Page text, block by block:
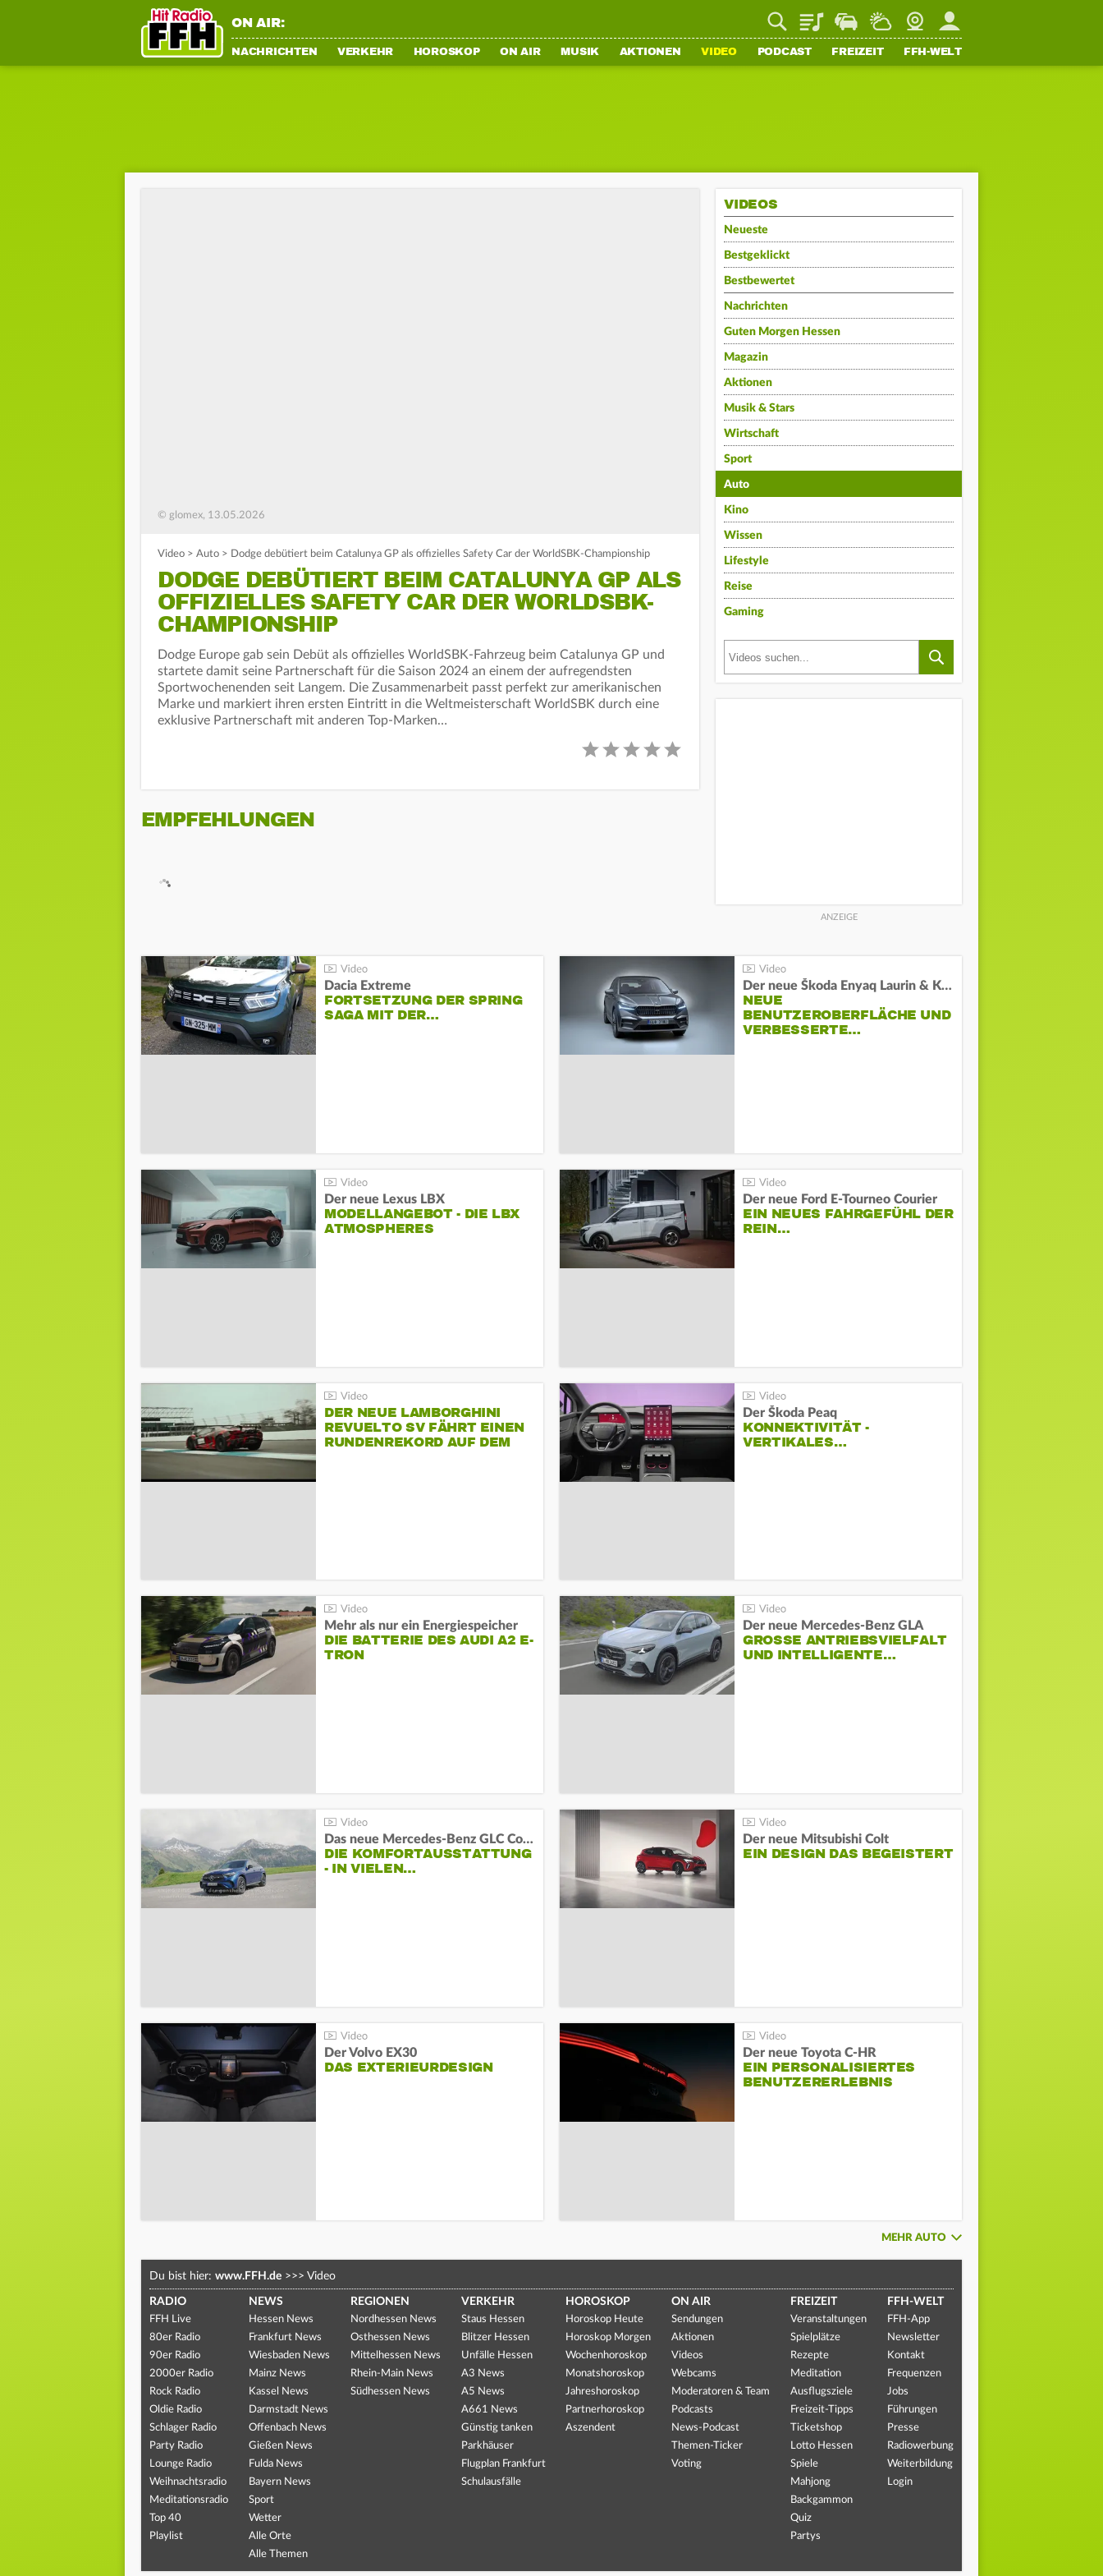
ON AIR: PlaylistStaupilotWetterWebcamMein FFH
NACHRICHTEN VERKEHR HOROSKOP ON AIR MUSIK AKTIONEN VIDEO PODCAST FREIZEIT FFH-WELT
© glomex, 13.05.2026
Video > Auto > Dodge debütiert beim Catalunya GP als offizielles Safety Car der WorldSBK-Championship
DODGE DEBÜTIERT BEIM CATALUNYA GP ALS
OFFIZIELLES SAFETY CAR DER WORLDSBK-
CHAMPIONSHIP
Dodge Europe gab sein Debüt als offizielles WorldSBK-Fahrzeug beim Catalunya GP und
startete damit seine Partnerschaft für die Saison 2024 an einem der aufregendsten
Sportwochenenden seit Langem. Die Zusammenarbeit passt perfekt zur amerikanischen
Marke und markiert ihren ersten Eintritt in die Weltmeisterschaft WorldSBK durch eine
exklusive Partnerschaft mit anderen Top-Marken…
EMPFEHLUNGEN
VIDEOS
Neueste
Bestgeklickt
Bestbewertet
Nachrichten
Guten Morgen Hessen
Magazin
Aktionen
Musik & Stars
Wirtschaft
Sport
Auto
Kino
Wissen
Lifestyle
Reise
Gaming
Dacia Extreme
FORTSETZUNG DER SPRING
SAGA MIT DER…
Der neue Škoda Enyaq Laurin & Klement
NEUE
BENUTZEROBERFLÄCHE UND
VERBESSERTE…
Der neue Lexus LBX
MODELLANGEBOT - DIE LBX
ATMOSPHERES
Der neue Ford E-Tourneo Courier
EIN NEUES FAHRGEFÜHL DER
REIN…
DER NEUE LAMBORGHINI
REVUELTO SV FÄHRT EINEN
RUNDENREKORD AUF DEM
Der Škoda Peaq
KONNEKTIVITÄT -
VERTIKALES…
Mehr als nur ein Energiespeicher
DIE BATTERIE DES AUDI A2 E-
TRON
Der neue Mercedes-Benz GLA
GROSSE ANTRIEBSVIELFALT U
ND INTELLIGENTE…
Das neue Mercedes-Benz GLC Coupé
DIE KOMFORTAUSSTATTUNG
- IN VIELEN…
Der neue Mitsubishi Colt
EIN DESIGN DAS BEGEISTERT
Der Volvo EX30
DAS EXTERIEURDESIGN
Der neue Toyota C-HR
EIN PERSONALISIERTES
BENUTZERERLEBNIS
MEHR AUTO
Du bist hier: www.FFH.de >>> Video
RADIO
FFH Live
80er Radio
90er Radio
2000er Radio
Rock Radio
Oldie Radio
Schlager Radio
Party Radio
Lounge Radio
Weihnachtsradio
Meditationsradio
Top 40
Playlist
NEWS
Hessen News
Frankfurt News
Wiesbaden News
Mainz News
Kassel News
Darmstadt News
Offenbach News
Gießen News
Fulda News
Bayern News
Sport
Wetter
Alle Orte
Alle Themen
REGIONEN
Nordhessen News
Osthessen News
Mittelhessen News
Rhein-Main News
Südhessen News
VERKEHR
Staus Hessen
Blitzer Hessen
Unfälle Hessen
A3 News
A5 News
A661 News
Günstig tanken
Parkhäuser
Flugplan Frankfurt
Schulausfälle
HOROSKOP
Horoskop Heute
Horoskop Morgen
Wochenhoroskop
Monatshoroskop
Jahreshoroskop
Partnerhoroskop
Aszendent
ON AIR
Sendungen
Aktionen
Videos
Webcams
Moderatoren & Team
Podcasts
News-Podcast
Themen-Ticker
Voting
FREIZEIT
Veranstaltungen
Spielplätze
Rezepte
Meditation
Ausflugsziele
Freizeit-Tipps
Ticketshop
Lotto Hessen
Spiele
Mahjong
Backgammon
Quiz
Partys
FFH-WELT
FFH-App
Newsletter
Kontakt
Frequenzen
Jobs
Führungen
Presse
Radiowerbung
Weiterbildung
Login